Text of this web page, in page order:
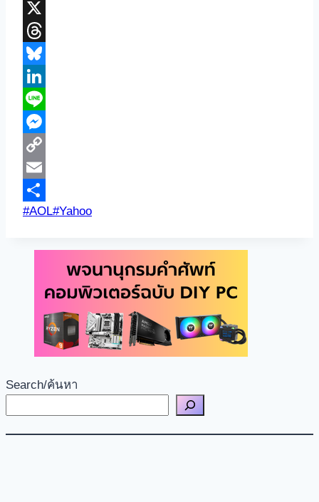
Translate
Facebook
X
Threads
Bluesky
LinkedIn
Line
Messenger
Copy
Link
Email
Share
Post
#AOL#Yahoo
Search/ค้นหา